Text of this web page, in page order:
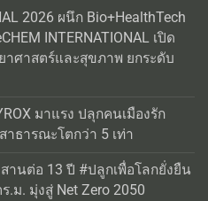
2026 ผนึก Bio+HealthTech
INTERNATIONAL เปิด
าศาสตร์และสุขภาพ ยกระดับ
มาแรง ปลุกคนเมืองรัก
ธารณะโตกว่า 5 เท่า
นต่อ 13 ปี #ปลูกเพื่อโลกยั่งยืน
.ม. มุ่งสู่ Net Zero 2050